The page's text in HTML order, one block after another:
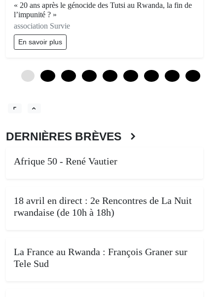
« 20 ans après le génocide des Tutsi au Rwanda, la fin de
l’impunité ? »
association Survie
En savoir plus
DERNIÈRES BRÈVES
Afrique 50 - René Vautier
18 avril en direct : 2e Rencontres de La Nuit
rwandaise (de 10h à 18h)
La France au Rwanda : François Graner sur
Tele Sud